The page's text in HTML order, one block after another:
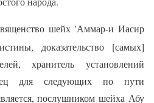
шейх 'Аммар-и Иасир
доказательство [самых]
хранитель установлений
для следующих по пути
послушником шейха Абу